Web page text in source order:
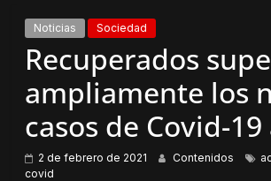
Noticias Sociedad
Recuperados
ampliamente los
casos de Covid-
2 de febrero de 2021 Contenidos
covid